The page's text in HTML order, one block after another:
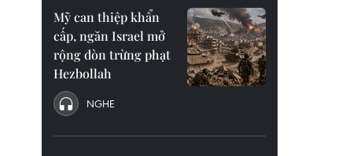
Mỹ can thiệp khẩn
cấp, ngăn Israel mở
rộng đòn trừng phạt
Hezbollah
NGHE